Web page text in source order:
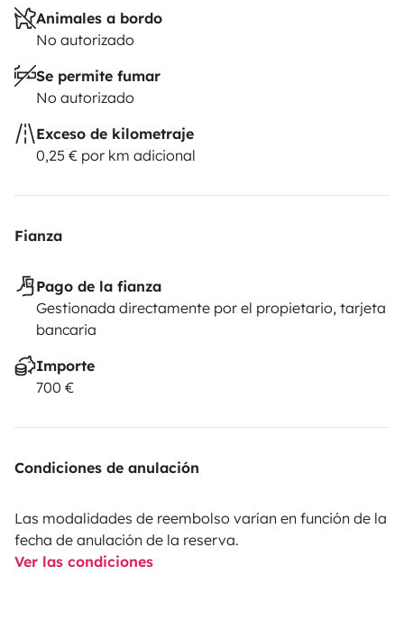
Animales a bordo
No autorizado
Se permite fumar
No autorizado
Exceso de kilometraje
0,25 € por km adicional
Fianza
Pago de la fianza
Gestionada directamente por el propietario, tarjeta
bancaria
Importe
700 €
Condiciones de anulación
Las modalidades de reembolso varían en función de la
fecha de anulación de la reserva.
Ver las condiciones